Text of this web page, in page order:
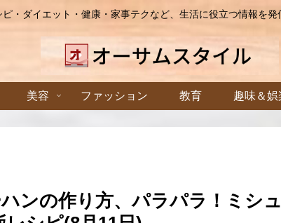
ピ・ダイエット・健康・家事テクなど、生活に役立つ情報を発
美容 ファッション 教育 趣味＆娯
ンの作り方、パラパラ！ミシ